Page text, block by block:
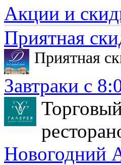
Акции и
Приятная
Приятная
Завтраки с
Новогодний